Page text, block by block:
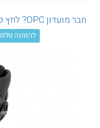
חבר מועדון OPC? לחץ כאן ובדוק את ההנחה המגיעה לך!
להזמנה טלפונית